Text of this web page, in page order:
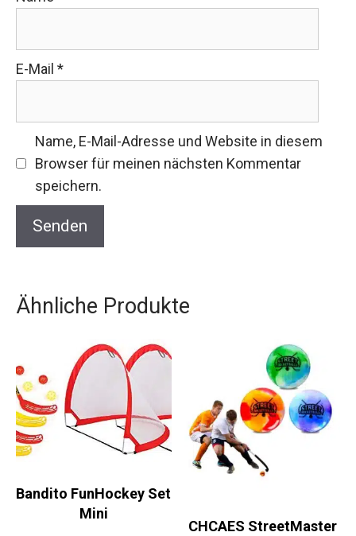
E-Mail *
Name, E-Mail-Adresse und Website in diesem
Browser für meinen nächsten Kommentar
speichern.
Ähnliche Produkte
Bandito FunHockey Set
Mini
CHCAES StreetMaster